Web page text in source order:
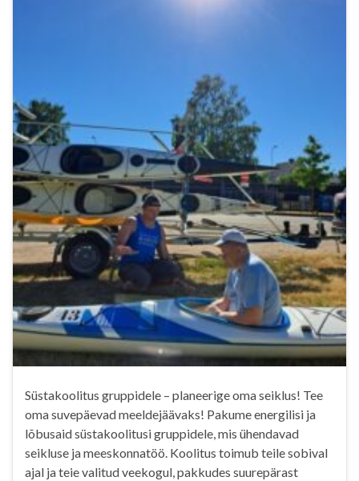
Süstakoolitus gruppidele – planeerige oma seiklus! Tee
oma suvepäevad meeldejäävaks! Pakume energilisi ja
lõbusaid süstakoolitusi gruppidele, mis ühendavad
seikluse ja meeskonnatöö. Koolitus toimub teile sobival
ajal ja teie valitud veekogul, pakkudes suurepärast